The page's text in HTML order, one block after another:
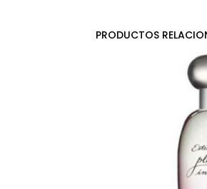
PRODUCTOS